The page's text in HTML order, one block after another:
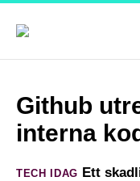
Github
interna
TECH IDAG Ett